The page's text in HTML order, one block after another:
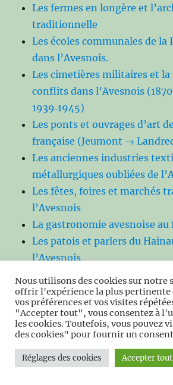
Les fermes en longère et
traditionnelle
Les écoles communales de la
dans l’Avesnois.
Les cimetières militaires et la
conflits dans l’Avesnois (1870,
1939‑1945)
Les ponts et ouvrages d’art
française (Jeumont →
Les anciennes industries
métallurgiques oubliées de
Les fêtes, foires et marchés
l’Avesnois
La gastronomie avesnoise au
Les patois et parlers du
l’Avesnois
Les jeux et sports
Les costumes et modes
dans l’Avesnois
Les croyances populaires et
rurales dans l’Avesnois
Culture populaire, arts et
Nous utilisons des cookies sur notre
offrir l'expérience la plus pertinente
vos préférences et vos visites
"Accepter tout", vous consentez à
les cookies. Toutefois, vous pouvez
des cookies" pour fournir un
Réglages des cookies Accepter tout